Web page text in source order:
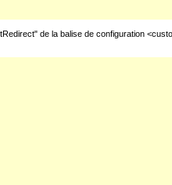
de la balise de configuration